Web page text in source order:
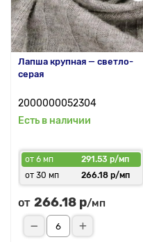
Лапша крупная — светло-
серая
2000000052304
Есть в наличии
от 6 мп
291.53 р/мп
от 30 мп
266.18 р/мп
от 266.18 р/мп